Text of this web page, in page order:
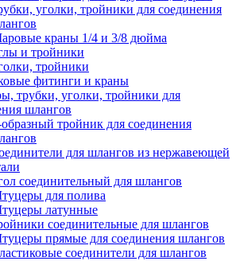
уголки, тройники для соединения
краны 1/4 и 3/8 дюйма
и тройники
тройники
фитинги и краны
трубки, уголки, тройники для
шлангов
тройник для соединения
для шлангов из нержавеющей
соединительный для шлангов
для полива
латунные
соединительные для шлангов
прямые для соединения шлангов
соединители для шлангов